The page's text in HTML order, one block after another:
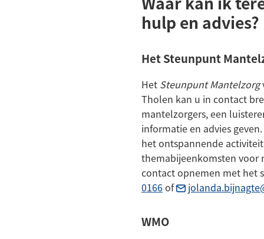
hulp en advies?
Het Steunpunt
Het Steunpunt Mantelzorg
Tholen kan u in contact
mantelzorgers, een
informatie en advies
het ontspannende
themabijeenkomsten voor
contact opnemen met het
0166(Verwijst
een
telefoonnummer)
of
WMO